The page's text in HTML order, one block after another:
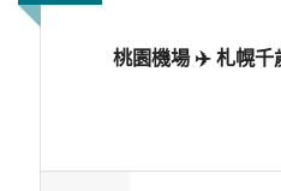
桃園機場 ✈️ 札幌千